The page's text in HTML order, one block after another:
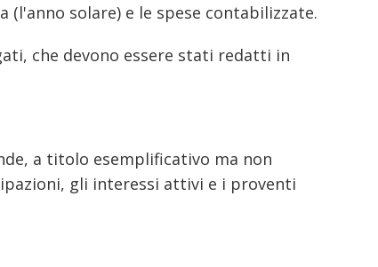
solare) e le spese contabilizzate.
che devono essere stati redatti in
a titolo esemplificativo ma non
gli interessi attivi e i proventi